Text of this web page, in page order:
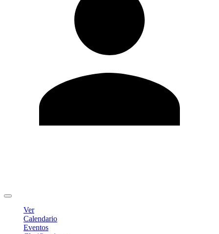
Ver
Calendario
Eventos